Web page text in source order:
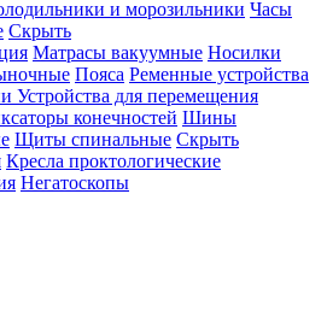
и морозильники Часы
Скрыть
Матрасы вакуумные Носилки
Пояса Ременные устройства
Устройства для перемещения
конечностей Шины
Щиты спинальные Скрыть
Кресла проктологические
Негатоскопы